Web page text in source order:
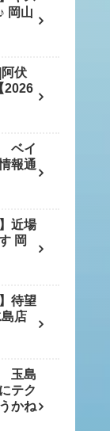
岡山
伏
2026
ベイ
報通
近場
岡
待望
店
玉島
テク
かね